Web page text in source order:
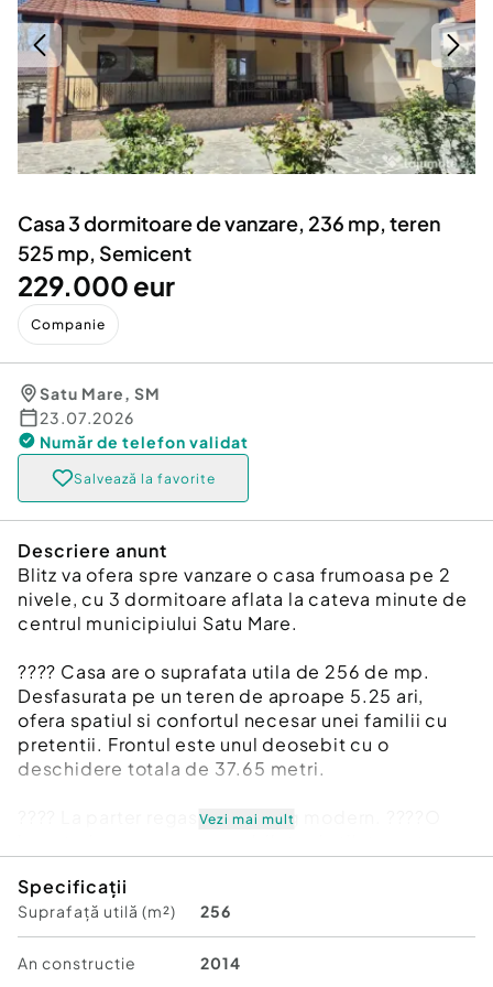
Servicii
Animale de companie
Afaceri și echipamente profesionale
Inchiriere Bunuri si Vehicule
Utilaje agricole si industriale
Piese auto si accesorii
Dacia Duster
Casa 3 dormitoare de vanzare, 236 mp, teren
525 mp, Semicent
229.000 eur
Companie
Satu Mare, SM
23.07.2026
Număr de telefon validat
Salvează la favorite
Descriere anunt
Blitz va ofera spre vanzare o casa frumoasa pe 2
nivele, cu 3 dormitoare aflata la cateva minute de
centrul municipiului Satu Mare.
???? Casa are o suprafata utila de 256 de mp.
Desfasurata pe un teren de aproape 5.25 ari,
ofera spatiul si confortul necesar unei familii cu
pretentii. Frontul este unul deosebit cu o
deschidere totala de 37.65 metri.
???? La parter regasim un living modern. ????O
???? La etaj avem 2 dormitoare, ambele cu
dressing propriu, si doua bai. Incalzirea se face pe
calorifere prin microcentrala proprie pe gaz sau
Vezi mai mult
Specificații
Suprafață utilă (m²) 256
An constructie 2014